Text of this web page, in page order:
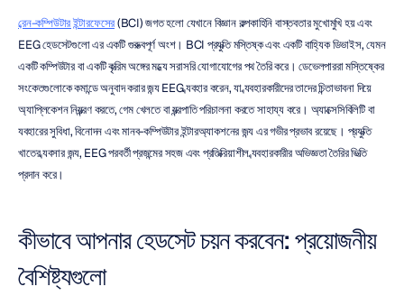
ব্রেন-কম্পিউটার ইন্টারফেসের (BCI) জগত হলো যেখানে বিজ্ঞান কল্পকাহিনি বাস্তবতার মুখোমুখি হয় এবং
EEG হেডসেটগুলো এর একটি গুরুত্বপূর্ণ অংশ। BCI প্রযুক্তি মস্তিষ্ক এবং একটি বাহ্যিক ডিভাইস, যেমন
একটি কম্পিউটার বা একটি কৃত্রিম অঙ্গের মধ্যে সরাসরি যোগাযোগের পথ তৈরি করে। ডেভেলপাররা মস্তিষ্কের
সংকেতগুলোকে কমান্ডে অনুবাদ করার জন্য EEG ব্যবহার করেন, যা ব্যবহারকারীদের তাদের চিন্তাভাবনা দিয়ে
অ্যাপ্লিকেশন নিয়ন্ত্রণ করতে, গেম খেলতে বা যন্ত্রপাতি পরিচালনা করতে সাহায্য করে। অ্যাক্সেসিবিলিটি বা
ব্যবহারের সুবিধা, বিনোদন এবং মানব-কম্পিউটার ইন্টারঅ্যাকশনের জন্য এর গভীর প্রভাব রয়েছে। প্রযুক্তি
খাতের ব্যবসার জন্য, EEG পরবর্তী প্রজন্মের সহজ এবং প্রতিক্রিয়াশীল ব্যবহারকারীর অভিজ্ঞতা তৈরির ভিত্তি
প্রদান করে।
কীভাবে আপনার হেডসেট চয়ন করবেন: প্রয়োজনীয়
বৈশিষ্ট্যগুলো